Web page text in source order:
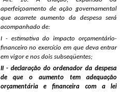
aperfeiçoamento de ação governamental
que acarrete aumento da despesa será
acompanhado de:
I - estimativa do impacto orçamentário-
financeiro no exercício em que deva entrar
em vigor e nos dois subseqüentes;
II - declaração do ordenador da despesa
de que o aumento tem adequação
orçamentária e financeira com a lei